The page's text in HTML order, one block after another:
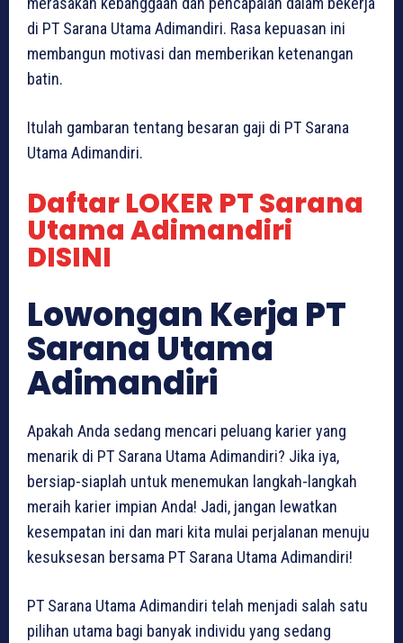
di PT Sarana Utama Adimandiri. Rasa kepuasan ini
membangun motivasi dan memberikan ketenangan
batin.
Itulah gambaran tentang besaran gaji di PT Sarana
Utama Adimandiri.
Daftar LOKER PT Sarana
Utama Adimandiri
DISINI
Lowongan Kerja PT
Sarana Utama
Adimandiri
Apakah Anda sedang mencari peluang karier yang
menarik di PT Sarana Utama Adimandiri? Jika iya,
bersiap-siaplah untuk menemukan langkah-langkah
meraih karier impian Anda! Jadi, jangan lewatkan
kesempatan ini dan mari kita mulai perjalanan menuju
kesuksesan bersama PT Sarana Utama Adimandiri!
PT Sarana Utama Adimandiri telah menjadi salah satu
pilihan utama bagi banyak individu yang sedang